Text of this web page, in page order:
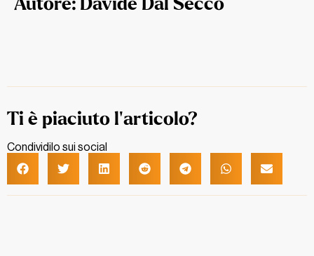
Autore: Davide Dal Secco
Ti è piaciuto l'articolo?
Condividilo sui social